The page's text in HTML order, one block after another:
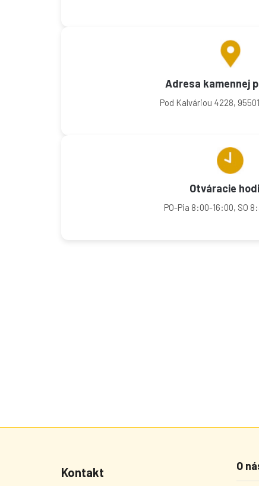
Adresa kamennej
Pod Kalváriou 4228,
Otváracie
PO-Pia 8:00-16:00, SO
Kontakt O